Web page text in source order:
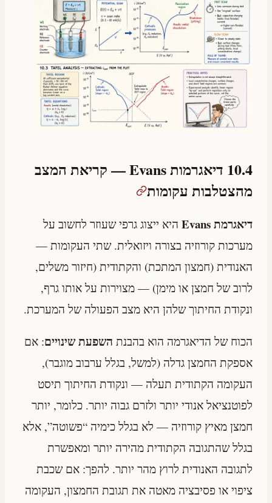
10.4 דיאגרמות Evans — קריאת המצב
מהצטלבות עקומות
דיאגרמת Evans
היא ייצוג גרפי שעוזר לחשוב על
מערכות קורוזיה בצורה ויזואלית. שתי העקומות —
האנודית (חמצון המתכת) והקתודית (חיזור משלים,
לרוב של חמצן או מימן) — מצוירות על אותו גרף,
ונקודת החיתוך שלהן היא מצב הפעולה של המערכת.
הכוח של הדיאגרמה הוא בהבנת השפעת שינויים: אם
אספקת החמצן גדלה (למשל, בגלל ערבוב מוגבר),
העקומה הקתודית תעלה — ונקודת החיתוך תיסט
לפוטנציאל אנודי יותר ולזרם גבוה יותר. כלומר, יותר
חמצן מאיץ קורוזיה — לא בגלל כימיה “פשוטה”, אלא
בגלל שהתגובה הקתודית מהירה יותר ומאפשרת
לתגובה האנודית לרוץ מהר יותר. להפך: אם שכבת
ציפוי או פסיבציה מאטה את תגובת החמצון, העקומה